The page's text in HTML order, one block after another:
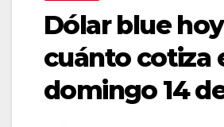
Dólar blue
cuánto cotiza
domingo 14